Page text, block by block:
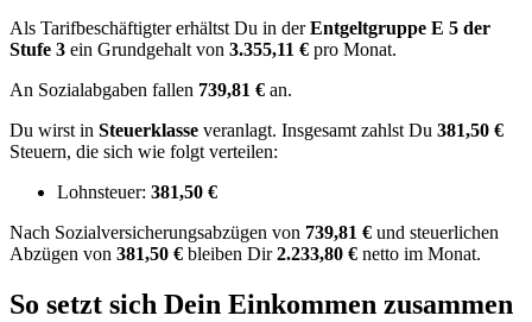
Als Tarifbeschäftigter erhältst Du in derEntgeltgruppe E 5 der
Stufe 3 ein Grundgehalt von 3.355,11 € pro Monat.
An Sozialabgaben fallen 739,81 € an.
Du wirst in Steuerklasse veranlagt. Insgesamt zahlst Du 381,50 €
Steuern, die sich wie folgt verteilen:
Lohnsteuer: 381,50 €
Nach Sozialversicherungsabzügen von 739,81 € und steuerlichen
Abzügen von 381,50 € bleiben Dir2.233,80 € netto im Monat.
So setzt sich Dein Einkommen zusammen